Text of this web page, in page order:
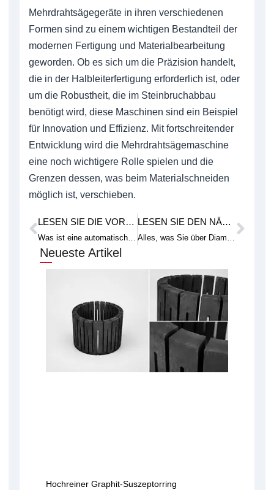
Mehrdrahtsägegeräte in ihren verschiedenen
Formen sind zu einem wichtigen Bestandteil der
modernen Fertigung und Materialbearbeitung
geworden. Ob es sich um die Präzision handelt,
die in der Halbleiterfertigung erforderlich ist, oder
um die Robustheit, die im Steinbruchabbau
benötigt wird, diese Maschinen sind ein Beispiel
für Innovation und Effizienz. Mit fortschreitender
Entwicklung wird die Mehrdrahtsägemaschine
eine noch wichtigere Rolle spielen und die
Grenzen dessen, was beim Materialschneiden
möglich ist, verschieben.
Prev LESEN SIE DIE VORHERIGE FALLSTUDIE LESEN SIE DEN NÄCHSTEN TECHNISCHEN ARTIKEL
Neueste Artikel
Hochreiner Graphit-Suszeptorring